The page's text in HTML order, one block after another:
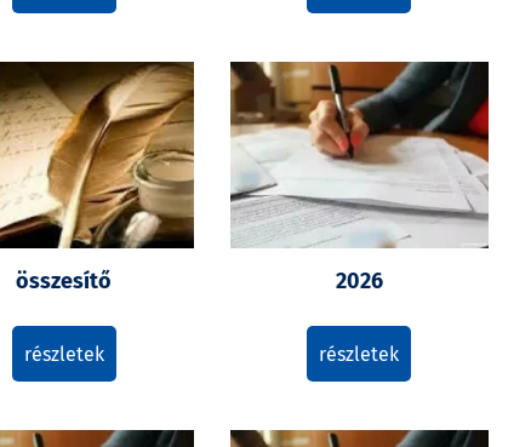
összesítő
részletek
2026
részletek